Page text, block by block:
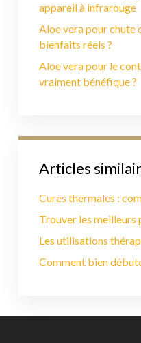
appareil à infrarouge
Aloe vera pour chute
bienfaits réels ?
Aloe vera pour le
vraiment bénéfique ?
Articles
Cures thermales :
Trouver les meilleurs
Les utilisations
Comment bien